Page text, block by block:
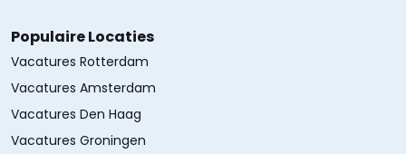
Populaire Locaties
Vacatures Rotterdam
Vacatures Amsterdam
Vacatures Den Haag
Vacatures Groningen